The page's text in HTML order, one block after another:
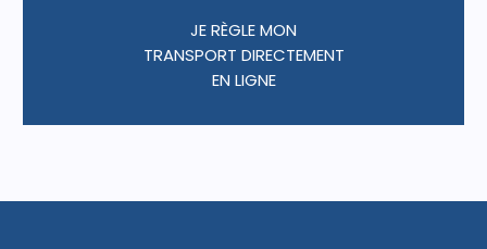
JE RÈGLE MON
TRANSPORT DIRECTEMENT
EN LIGNE